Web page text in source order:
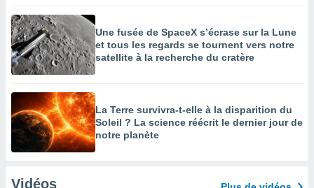
Une fusée de SpaceX s’écrase sur la Lune
et tous les regards se tournent vers notre
satellite à la recherche du cratère
La Terre survivra-t-elle à la disparition du
Soleil ? La science réécrit le dernier jour de
notre planète
Vidéos